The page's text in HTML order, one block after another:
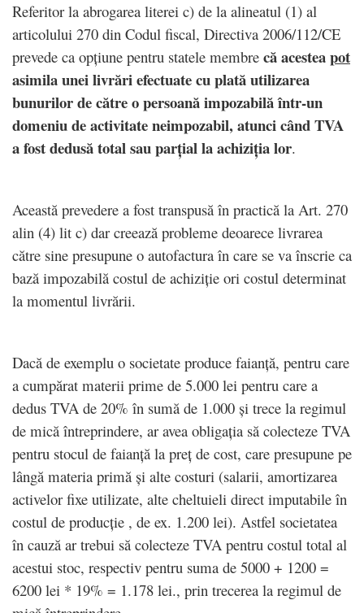
Referitor la abrogarea literei c) de la alineatul (1) al
articolului 270 din Codul fiscal, Directiva 2006/112/CE
prevede ca opțiune pentru statele membre că acesteapot
asimila unei livrări efectuate cu plată utilizarea
bunurilor de către o persoană impozabilă într-un
domeniu de activitate neimpozabil, atunci când TVA
a fost dedusă total sau parțial la achiziția lor.
Această prevedere a fost transpusă în practică la Art. 270
alin (4) lit c) dar creează probleme deoarece livrarea
către sine presupune o autofactura în care se va înscrie ca
bază impozabilă costul de achiziție ori costul determinat
la momentul livrării.
Dacă de exemplu o societate produce faianță, pentru care
a cumpărat materii prime de 5.000 lei pentru care a
dedus TVA de 20% în sumă de 1.000 și trece la regimul
de mică întreprindere, ar avea obligația să colecteze TVA
pentru stocul de faianță la preț de cost, care presupune pe
lângă materia primă și alte costuri (salarii, amortizarea
activelor fixe utilizate, alte cheltuieli direct imputabile în
costul de producție , de ex. 1.200 lei). Astfel societatea
în cauză ar trebui să colecteze TVA pentru costul total al
acestui stoc, respectiv pentru suma de 5000 + 1200 =
6200 lei * 19% = 1.178 lei., prin trecerea la regimul de